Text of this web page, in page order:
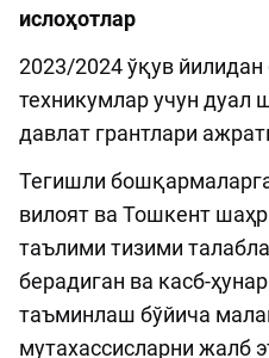
ислоҳотлар
2023/2024 ўқув
техникумлар учун дуал
давлат грантлари
Тегишли
вилоят ва Тошкент
таълими тизими
берадиган ва касб-
таъминлаш бўйича
мутахассисларни жалб